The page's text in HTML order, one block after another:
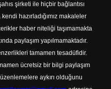
şirketi ile hiçbir bağlantısı
hazırladığımız makaleler
haber niteliği taşımamakta
paylaşım yapılmamaktadır.
tamamen tesadüfidir.
ücretsiz bir bilgi paylaşım
aykırı olduğunu